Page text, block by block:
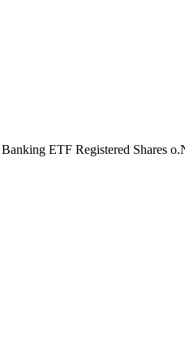
ETF Registered Shares